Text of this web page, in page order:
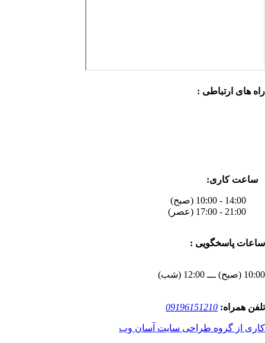
راه های ارتباطی :
ساعت کاری:
ساعات پاسخگویی :
10:00 (صبح) ـــ 12:00 (شب)
تلفن همراه: 09196151210
کاری از گروه طراحی سایت آسان وب